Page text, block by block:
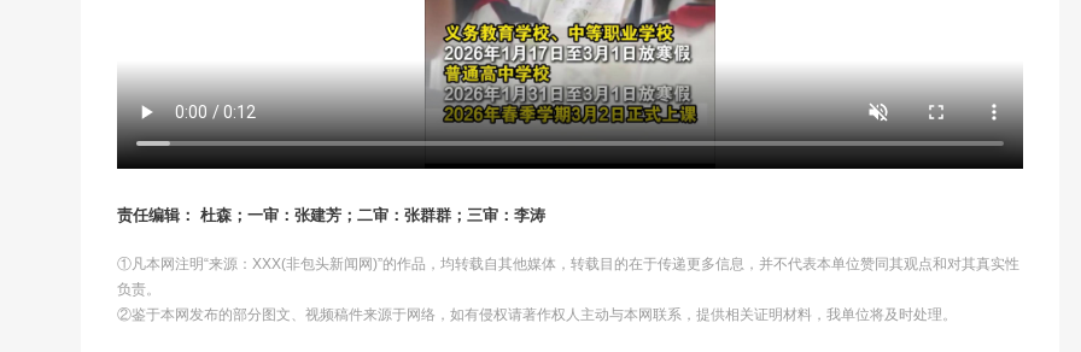
责任编辑： 杜森；一审：张建芳；二审：张群群；三审：李涛
①凡本网注明“来源：XXX(非包头新闻网)”的作品，均转载自其他媒体，转载目的在于传递更多信息，并不代表本单位赞同其观点和对其真实性
负责。
②鉴于本网发布的部分图文、视频稿件来源于网络，如有侵权请著作权人主动与本网联系，提供相关证明材料，我单位将及时处理。